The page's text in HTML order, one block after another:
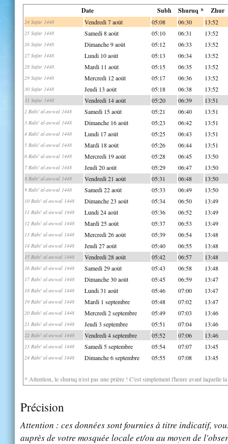
Date Subh Shuruq * Zhur
24 Safar 1448 Vendredi 7 août 05:08 06:30 13:52
25 Safar 1448 Samedi 8 août 05:10 06:31 13:52
26 Safar 1448 Dimanche 9 août 05:12 06:33 13:52
27 Safar 1448 Lundi 10 août 05:13 06:34 13:52
28 Safar 1448 Mardi 11 août 05:15 06:35 13:52
29 Safar 1448 Mercredi 12 août 05:17 06:36 13:52
30 Safar 1448 Jeudi 13 août 05:18 06:38 13:52
31 Safar 1448 Vendredi 14 août 05:20 06:39 13:51
2 Rabi' al-awwal 1448 Samedi 15 août 05:21 06:40 13:51
3 Rabi' al-awwal 1448 Dimanche 16 août 05:23 06:42 13:51
4 Rabi' al-awwal 1448 Lundi 17 août 05:25 06:43 13:51
5 Rabi' al-awwal 1448 Mardi 18 août 05:26 06:44 13:51
6 Rabi' al-awwal 1448 Mercredi 19 août 05:28 06:45 13:50
7 Rabi' al-awwal 1448 Jeudi 20 août 05:29 06:47 13:50
8 Rabi' al-awwal 1448 Vendredi 21 août 05:31 06:48 13:50
9 Rabi' al-awwal 1448 Samedi 22 août 05:33 06:49 13:50
10 Rabi' al-awwal 1448 Dimanche 23 août 05:34 06:50 13:49
11 Rabi' al-awwal 1448 Lundi 24 août 05:36 06:52 13:49
12 Rabi' al-awwal 1448 Mardi 25 août 05:37 06:53 13:49
13 Rabi' al-awwal 1448 Mercredi 26 août 05:39 06:54 13:48
14 Rabi' al-awwal 1448 Jeudi 27 août 05:40 06:55 13:48
15 Rabi' al-awwal 1448 Vendredi 28 août 05:42 06:57 13:48
16 Rabi' al-awwal 1448 Samedi 29 août 05:43 06:58 13:48
17 Rabi' al-awwal 1448 Dimanche 30 août 05:45 06:59 13:47
18 Rabi' al-awwal 1448 Lundi 31 août 05:46 07:00 13:47
19 Rabi' al-awwal 1448 Mardi 1 septembre 05:48 07:02 13:47
20 Rabi' al-awwal 1448 Mercredi 2 septembre 05:49 07:03 13:46
21 Rabi' al-awwal 1448 Jeudi 3 septembre 05:51 07:04 13:46
22 Rabi' al-awwal 1448 Vendredi 4 septembre 05:52 07:06 13:46
23 Rabi' al-awwal 1448 Samedi 5 septembre 05:54 07:07 13:45
24 Rabi' al-awwal 1448 Dimanche 6 septembre 05:55 07:08 13:45
* Attention, le shuruq n'est pas une prière ! C'est simplement l'heure avant laquelle
Précision
Attention : ces données sont fournies à titre indicatif,
auprès de votre mosquée locale et/ou au moyen de